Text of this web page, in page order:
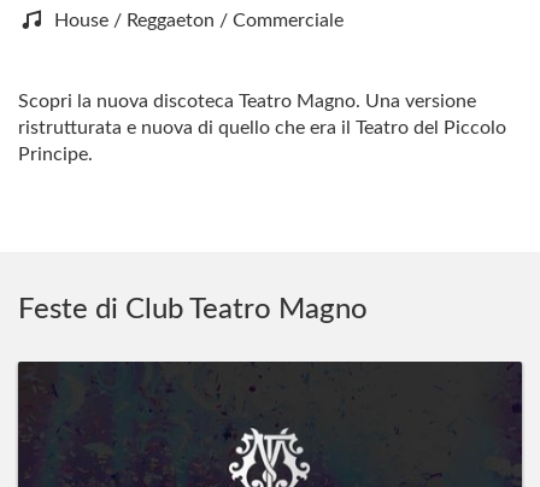
House / Reggaeton / Commerciale
Scopri la nuova discoteca Teatro Magno. Una versione
ristrutturata e nuova di quello che era il Teatro del Piccolo
Principe.
Feste di Club Teatro Magno